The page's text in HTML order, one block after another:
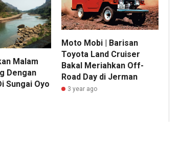
Malam
Dengan
Sungai Oyo
Moto Mobi | Barisan
Toyota Land Cruiser
Bakal Meriahkan Off-
Road Day di Jerman
3 year ago